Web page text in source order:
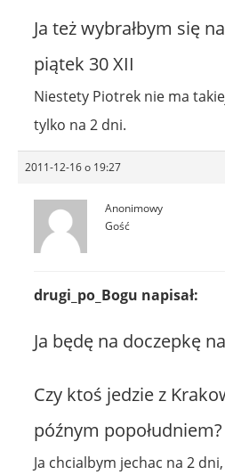
Ja też wybrałbym się
piątek 30 XII
Niestety Piotrek nie ma
tylko na 2 dni.
2011-12-16 o 19:27
Anonimowy
Gość
drugi_po_Bogu napisał:
Ja będę na doczepkę
Czy ktoś jedzie z
późnym popołudniem?
Ja chcialbym jechac na 2